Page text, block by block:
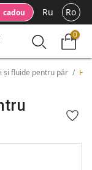
cadou Ru Ro
0
și fluide pentru păr /